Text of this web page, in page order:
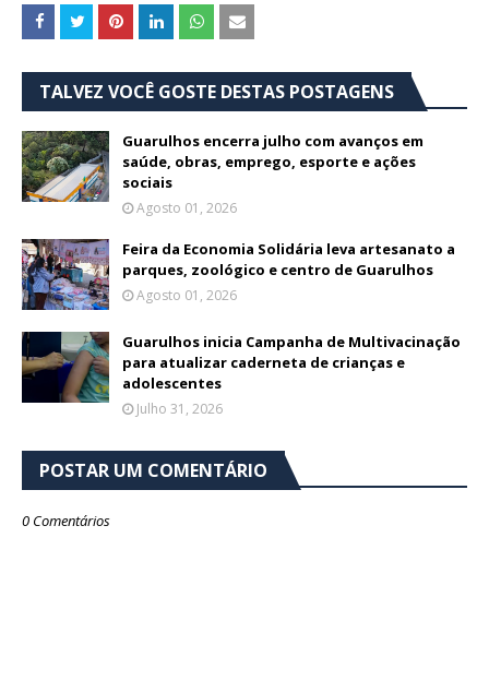
TALVEZ VOCÊ GOSTE DESTAS POSTAGENS
Guarulhos encerra julho com avanços em
saúde, obras, emprego, esporte e ações
sociais
Agosto 01, 2026
Feira da Economia Solidária leva artesanato a
parques, zoológico e centro de Guarulhos
Agosto 01, 2026
Guarulhos inicia Campanha de Multivacinação
para atualizar caderneta de crianças e
adolescentes
Julho 31, 2026
POSTAR UM COMENTÁRIO
0 Comentários